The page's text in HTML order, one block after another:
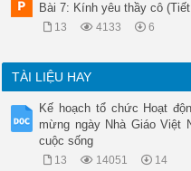
Bài 7: Kính yêu thầy cô
13 4133 6
TÀI LIỆU HAY
Kế hoạch tổ chức Hoạt
mừng ngày Nhà Giáo Việt
cuộc sống
13 14051 14